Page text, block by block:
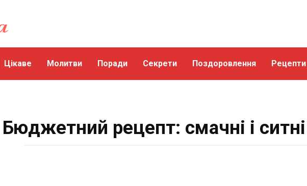
Цікаве Молитви Поради Секрети Поздоровлення Рецепти
Бюджетний рецепт: смачні і